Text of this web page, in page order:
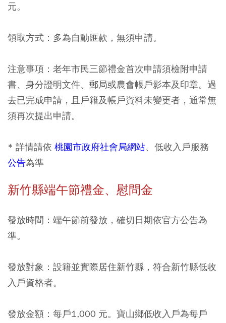
元。
領取方式：多為自動匯款，無須申請。
注意事項：老年市民三節禮金首次申請須檢附申請
書、身分證明文件、郵局或農會帳戶影本及印章。過
去已完成申請，且戶籍及帳戶資料未變更者，通常無
須再次提出申請。
* 詳情請依 桃園市政府社會局網站、低收入戶服務
公告為準
新竹縣端午節禮金、慰問金
發放時間：端午節前發放，確切日期依官方公告為
準。
發放對象：設籍並實際居住新竹縣，符合新竹縣低收
入戶資格者。
發放金額：每戶1,000 元。寶山鄉低收入戶為每戶